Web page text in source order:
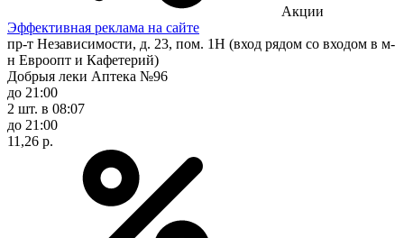
Акции
Эффективная реклама на сайте
пр-т Независимости, д. 23, пом. 1Н (вход рядом со входом в м-
н Евроопт и Кафетерий)
Добрыя леки Аптека №96
до 21:00
2 шт. в 08:07
до 21:00
11,26 р.